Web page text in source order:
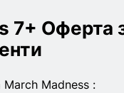
7+ Оферта
Madness :